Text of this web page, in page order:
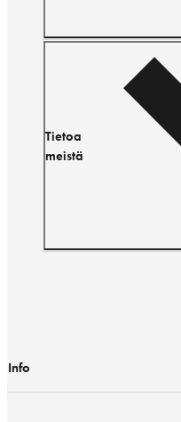
Tietoa
meistä
Info